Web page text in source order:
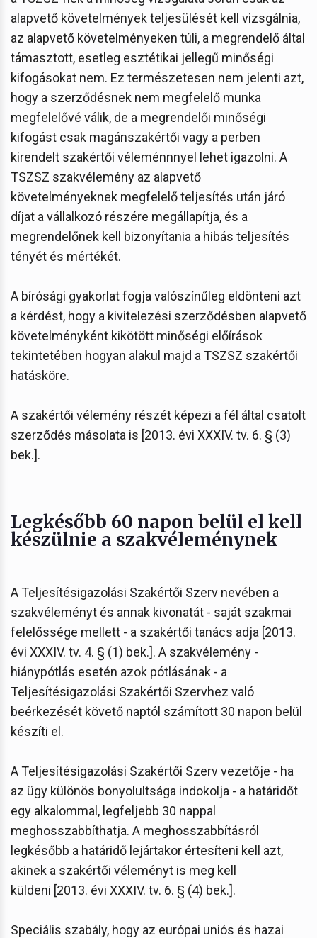
alapvető követelmények teljesülését kell vizsgálnia,
az alapvető követelményeken túli, a megrendelő által
támasztott, esetleg esztétikai jellegű minőségi
kifogásokat nem. Ez természetesen nem jelenti azt,
hogy a szerződésnek nem megfelelő munka
megfelelővé válik, de a megrendelői minőségi
kifogást csak magánszakértői vagy a perben
kirendelt szakértői véleménnnyel lehet igazolni. A
TSZSZ szakvélemény az alapvető
követelményeknek megfelelő teljesítés után járó
díjat a vállalkozó részére megállapítja, és a
megrendelőnek kell bizonyítania a hibás teljesítés
tényét és mértékét.
A bírósági gyakorlat fogja valószínűleg eldönteni azt
a kérdést, hogy a kivitelezési szerződésben alapvető
követelményként kikötött minőségi előírások
tekintetében hogyan alakul majd a TSZSZ szakértői
hatásköre.
A szakértői vélemény részét képezi a fél által csatolt
szerződés másolata is [2013. évi XXXIV. tv. 6. § (3)
bek.].
Legkésőbb 60 napon belül el kell
készülnie a szakvéleménynek
A Teljesítésigazolási Szakértői Szerv nevében a
szakvéleményt és annak kivonatát - saját szakmai
felelőssége mellett - a szakértői tanács adja [2013.
évi XXXIV. tv. 4. § (1) bek.]. A szakvélemény -
hiánypótlás esetén azok pótlásának - a
Teljesítésigazolási Szakértői Szervhez való
beérkezését követő naptól számított 30 napon belül
készíti el.
A Teljesítésigazolási Szakértői Szerv vezetője - ha
az ügy különös bonyolultsága indokolja - a határidőt
egy alkalommal, legfeljebb 30 nappal
meghosszabbíthatja. A meghosszabbításról
legkésőbb a határidő lejártakor értesíteni kell azt,
akinek a szakértői véleményt is meg kell
küldeni [2013. évi XXXIV. tv. 6. § (4) bek.].
Speciális szabály, hogy az európai uniós és hazai